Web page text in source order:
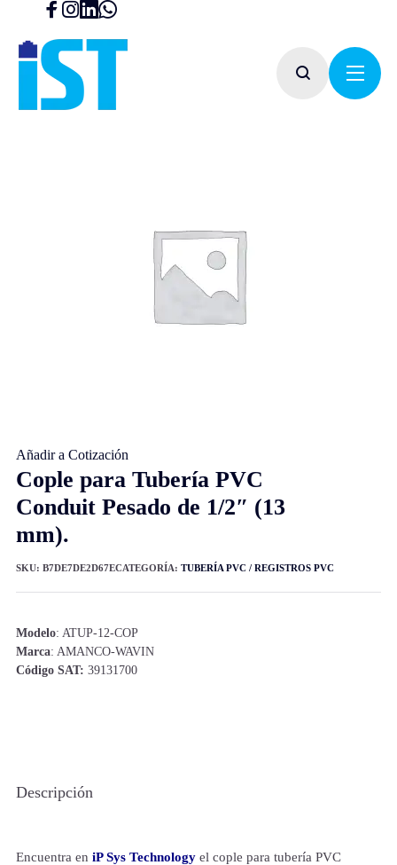
Cople para Tubería PVC
Conduit Pesado de 1/2″ (13
mm).
Modelo: ATUP-12-COP
Marca: AMANCO-WAVIN
Código SAT: 39131700
Añadir a Cotización
SKU: B7DE7DE2D67ECATEGORÍA: TUBERÍA PVC / REGISTROS PVC
Descripción
Encuentra en iP Sys Technologyel cople para tubería PVC